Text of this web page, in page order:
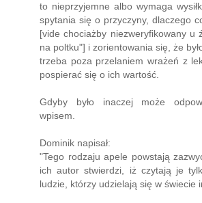
to nieprzyjemne albo wymaga
spytania się o przyczyny, dlaczego
[vide chociażby niezweryfikowany u
na poltku"] i zorientowania się, że
trzeba poza przelaniem wrażeń z
pospierać się o ich wartość.
Gdyby było inaczej może
wpisem.
Dominik napisał:
"Tego rodzaju apele powstają
ich autor stwierdzi, iż czytają je
ludzie, którzy udzielają się w świecie